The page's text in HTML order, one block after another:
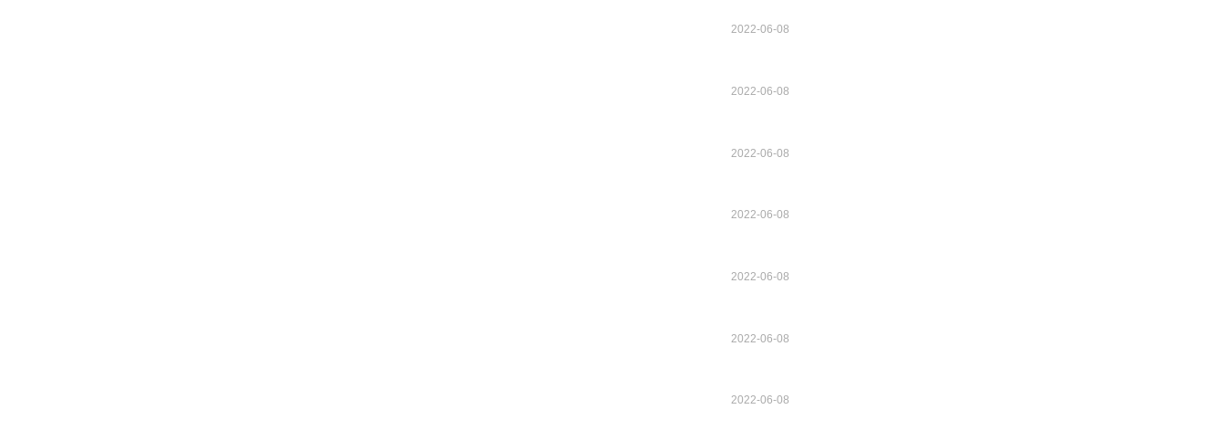
2022-06-08
2022-06-08
2022-06-08
2022-06-08
2022-06-08
2022-06-08
2022-06-08